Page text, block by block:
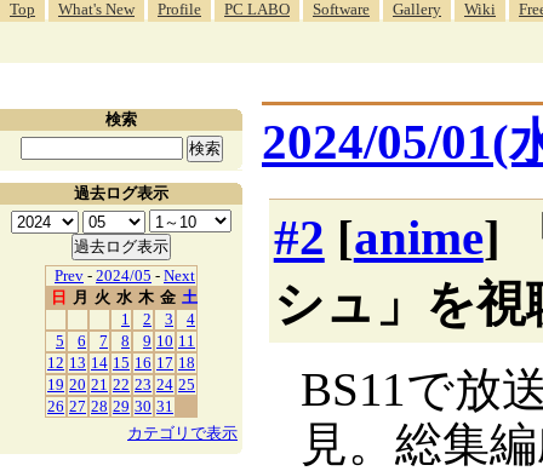
Top What's New Profile PC LABO Software Gallery Wiki
2024/05/01(
#2 [anime]
シュ」を視
BS11で放
見。総集
検索
過去ログ表示
Prev - 2024/05 - Next
日
月 火 水 木 金 土
1
2 3
4
5
6 7 8 9 10 11
12 13 14 15 16 17 18
19 20 21 22 23 24 25
26 27 28 29 30 31
カテゴリで表示